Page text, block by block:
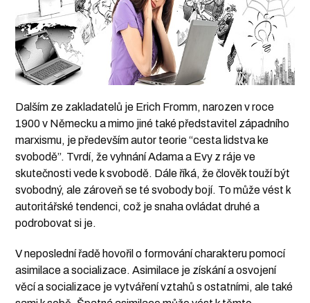
Dalším ze zakladatelů je Erich Fromm, narozen v roce
1900 v Německu a mimo jiné také představitel západního
marxismu, je především autor teorie “cesta lidstva ke
svobodě”. Tvrdí, že vyhnání Adama a Evy z ráje ve
skutečnosti vede k svobodě. Dále říká, že člověk touží být
svobodný, ale zároveň se té svobody bojí. To může vést k
autoritářské tendenci, což je snaha ovládat druhé a
podrobovat si je.
V neposlední řadě hovořil o formování charakteru pomocí
asimilace a socializace. Asimilace je získání a osvojení
věcí a socializace je vytváření vztahů s ostatními, ale také